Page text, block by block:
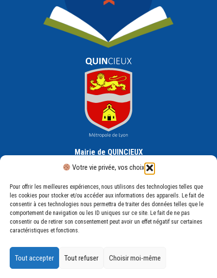
Votre vie privée, vos choix
Pour offrir les meilleures expériences, nous utilisons des technologies telles que
les cookies pour stocker et/ou accéder aux informations des appareils. Le fait de
consentir à ces technologies nous permettra de traiter des données telles que le
comportement de navigation ou les ID uniques sur ce site. Le fait de ne pas
consentir ou de retirer son consentement peut avoir un effet négatif sur certaines
caractéristiques et fonctions.
Tout accepter Tout refuser Choisir moi-même
Mairie de QUINCIEUX
30 Rue de la République, 69650 Quincieux
Mentions légales
Politique de confidentialité